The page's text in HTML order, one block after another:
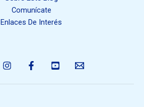
Comunícate
Enlaces De Interés